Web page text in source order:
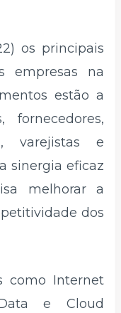
os principais
empresas na
estão a
fornecedores,
varejistas e
sinergia eficaz
melhorar a
dos
como Internet
e Cloud